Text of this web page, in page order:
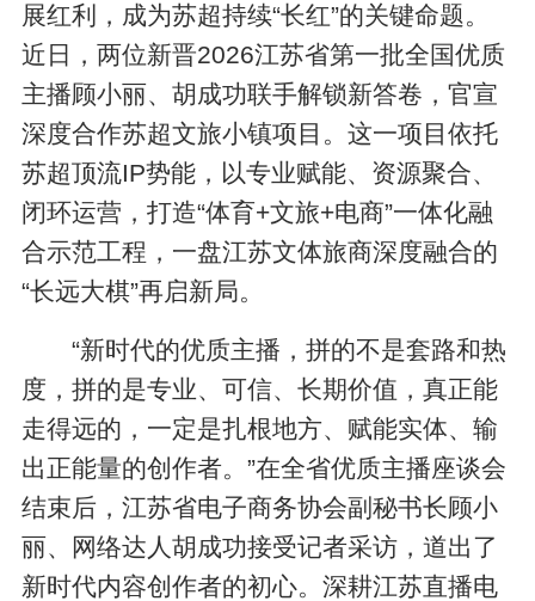
展红利，成为苏超持续“长红”的关键命题。
近日，两位新晋2026江苏省第一批全国优质
主播顾小丽、胡成功联手解锁新答卷，官宣
深度合作苏超文旅小镇项目。这一项目依托
苏超顶流IP势能，以专业赋能、资源聚合、
闭环运营，打造“体育+文旅+电商”一体化融
合示范工程，一盘江苏文体旅商深度融合的
“长远大棋”再启新局。
“新时代的优质主播，拼的不是套路和热
度，拼的是专业、可信、长期价值，真正能
走得远的，一定是扎根地方、赋能实体、输
出正能量的创作者。”在全省优质主播座谈会
结束后，江苏省电子商务协会副秘书长顾小
丽、网络达人胡成功接受记者采访，道出了
新时代内容创作者的初心。深耕江苏直播电